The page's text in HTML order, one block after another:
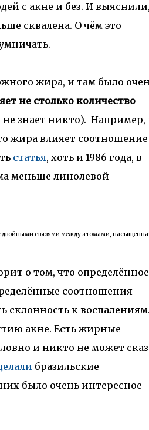
с акне и без. И выяснили,
сквалена. О чём это
жира, и там было
не столько количество
знает никто). Например,
жира влияет соотношение
статья, хоть и 1986 года, в
меньше линолевой
двойными связями между атомами,
о том, что определённое
соотношения
к
акне. Есть жирные
и никто не может
бразильские
было очень интересное